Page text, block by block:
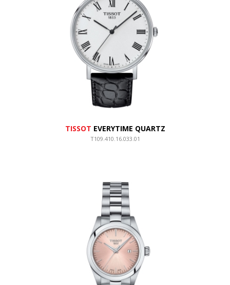
TISSOT EVERYTIME QUARTZ
T109.410.16.033.01